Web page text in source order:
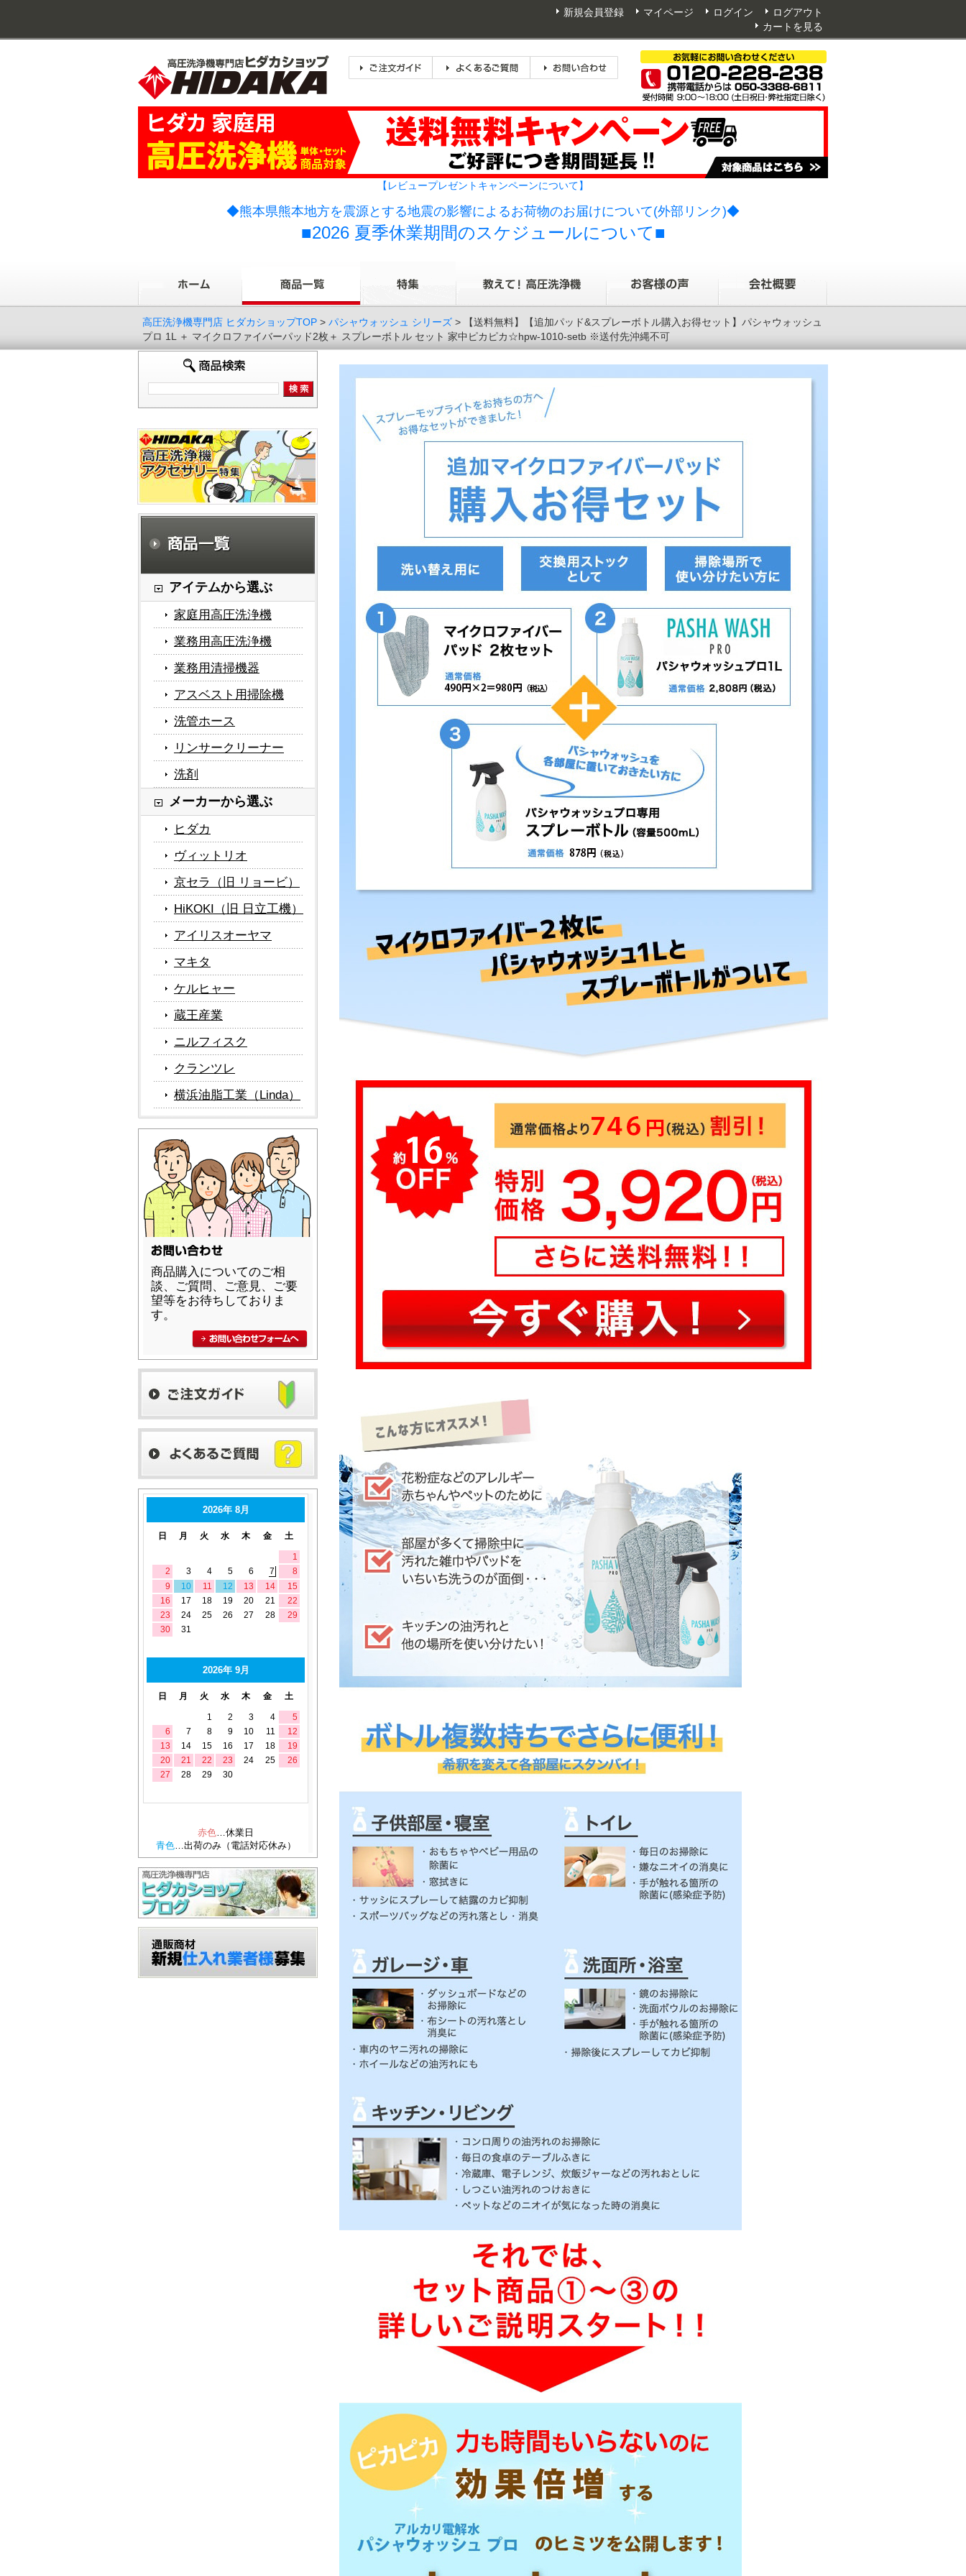
新規会員登録 マイページ ログイン
ログアウト
カートを見る
【レビュープレゼントキャンペーンについて】
◆熊本県熊本地方を震源とする地震の影響によるお荷物のお届けについて(外部リンク)◆
■2026 夏季休業期間のスケジュールについて■
高圧洗浄機専門店 ヒダカショップTOP > パシャウォッシュ シリーズ > 【送料無料】【追加パッド&スプレーボトル購入お得セット】パシャウォッシュ
プロ 1L ＋ マイクロファイバーパッド2枚＋ スプレーボトル セット 家中ピカピカ☆hpw-1010-setb ※送付先沖縄不可
アイテムから選ぶ
家庭用高圧洗浄機
業務用高圧洗浄機
業務用清掃機器
アスベスト用掃除機
洗管ホース
リンサークリーナー
洗剤
メーカーから選ぶ
ヒダカ
ヴィットリオ
京セラ（旧 リョービ）
HiKOKI（旧 日立工機）
アイリスオーヤマ
マキタ
ケルヒャー
蔵王産業
ニルフィスク
クランツレ
横浜油脂工業（Linda）
商品購入についてのご相
談、ご質問、ご意見、ご要
望等をお待ちしておりま
す。